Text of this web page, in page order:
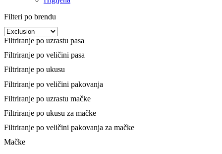
Filteri po brendu
Filtriranje po uzrastu pasa
Filtriranje po veličini pasa
Filtriranje po ukusu
Filtriranje po veličini pakovanja
Filtriranje po uzrastu mačke
Filtriranje po ukusu za mačke
Filtriranje po veličini pakovanja za mačke
Mačke